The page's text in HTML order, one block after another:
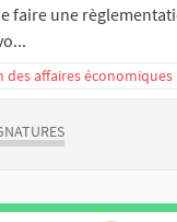
faire une
des affaires économiques